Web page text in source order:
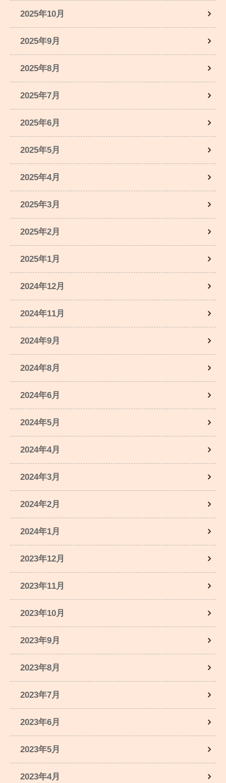
2025年10月
2025年9月
2025年8月
2025年7月
2025年6月
2025年5月
2025年4月
2025年3月
2025年2月
2025年1月
2024年12月
2024年11月
2024年9月
2024年8月
2024年6月
2024年5月
2024年4月
2024年3月
2024年2月
2024年1月
2023年12月
2023年11月
2023年10月
2023年9月
2023年8月
2023年7月
2023年6月
2023年5月
2023年4月